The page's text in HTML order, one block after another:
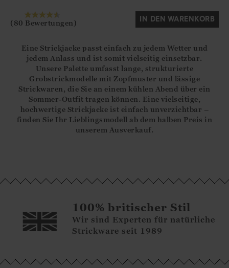
(80 Bewertungen) IN DEN WARENKORB
Eine Strickjacke passt einfach zu jedem Wetter und
jedem Anlass und ist somit vielseitig einsetzbar.
Unsere Palette umfasst lange, strukturierte
Grobstrickmodelle mit Zopfmuster und lässige
Strickwaren, die Sie an einem kühlen Abend über ein
Sommer-Outfit tragen können. Eine vielseitige,
hochwertige Strickjacke ist einfach unverzichtbar –
finden Sie Ihr Lieblingsmodell ab dem halben Preis in
unserem Ausverkauf.
100% britischer Stil
Wir sind Experten für natürliche
Strickware seit 1989